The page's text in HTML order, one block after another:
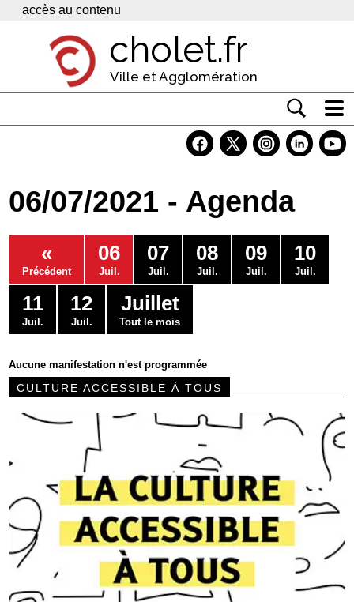
Panneau de gestion des cookies
accès au contenu
cholet.fr
Ville et Agglomération
Economie
Services
Contacts
06/07/2021 - Agenda
«
Précédent
06
Juil.
07
Juil.
08
Juil.
09
Juil.
10
Juil.
11
Juil.
12
Juil.
Juillet
Tout le mois
Aucune manifestation n'est programmée
CULTURE ACCESSIBLE À TOUS